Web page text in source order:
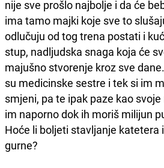
nije sve prošlo najbolje i da će
ima tamo majki koje sve to
odlučuju od tog trena postati i
stup, nadljudska snaga koja će
majušno stvorenje kroz sve
su medicinske sestre i tek si im
smjeni, pa te ipak paze kao
im naporno dok ih moriš milijun
Hoće li boljeti stavljanje katetera
gurne?